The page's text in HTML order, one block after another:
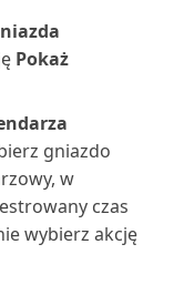
Pokaż
gniazdo
w
czas
wybierz akcję